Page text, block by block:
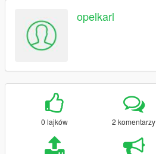
opelkarl
0 lajków 2 komentarzy